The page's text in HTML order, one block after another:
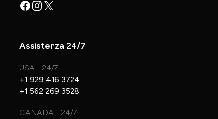
Facebook
Instagram
X
Assistenza 24/7
USA - 24/7
+1 929 416 3724
+1 562 269 3528
CANADA - 24/7